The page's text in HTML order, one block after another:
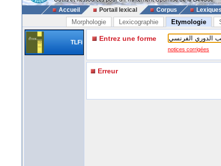
Accueil Portail lexical Corpus
Morphologie Lexicographie Etymologie
TLFi Entrez une forme
notices corrigées
Erreur